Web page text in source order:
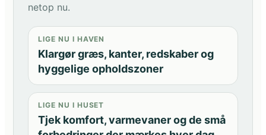
netop nu.
LIGE NU I HAVEN
Klargør græs, kanter, redskaber og
hyggelige opholdszoner
LIGE NU I HUSET
Tjek komfort, varmevaner og de små